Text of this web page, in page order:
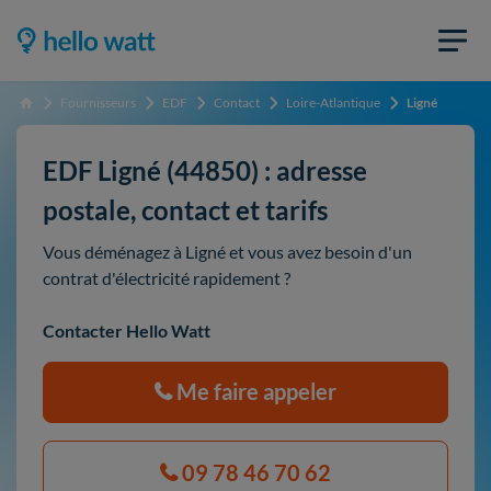
Accueil Fournisseurs EDF Contact Loire-Atlantique Ligné
EDF Ligné (44850) : adresse
postale, contact et tarifs
Vous déménagez à Ligné et vous avez besoin d'un
contrat d'électricité rapidement ?
Contacter Hello Watt
Me faire appeler
09 78 46 70 62